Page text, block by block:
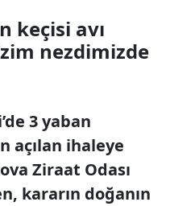
keçisi avı
nezdimizde
3 yaban
açılan ihaleye
Ziraat Odası
kararın doğanın